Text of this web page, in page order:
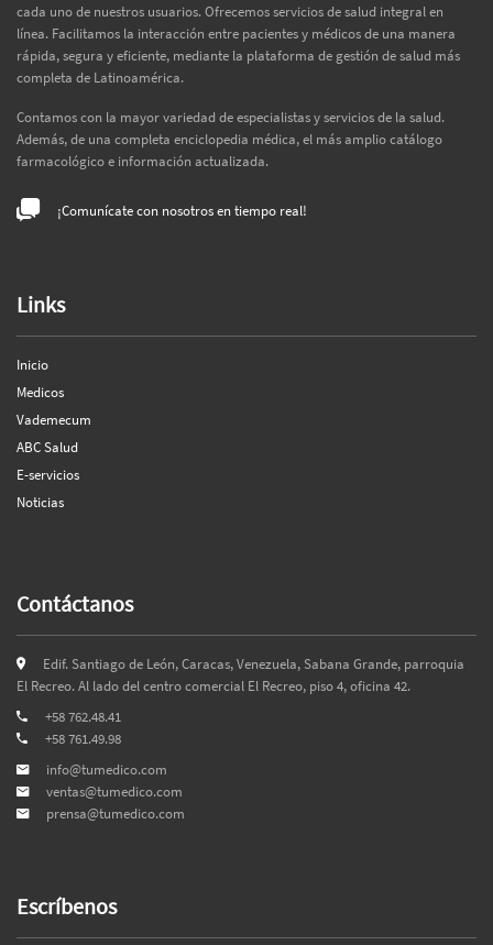
cada uno de nuestros usuarios. Ofrecemos servicios de salud integral en
línea. Facilitamos la interacción entre pacientes y médicos de una manera
rápida, segura y eficiente, mediante la plataforma de gestión de salud más
completa de Latinoamérica.
Contamos con la mayor variedad de especialistas y servicios de la salud.
Además, de una completa enciclopedia médica, el más amplio catálogo
farmacológico e información actualizada.
¡Comunícate con nosotros en tiempo real!
Links
Inicio
Medicos
Vademecum
ABC Salud
E-servicios
Noticias
Contáctanos
Edif. Santiago de León, Caracas, Venezuela, Sabana Grande, parroquia
El Recreo. Al lado del centro comercial El Recreo, piso 4, oficina 42.
+58 762.48.41
+58 761.49.98
info@tumedico.com
ventas@tumedico.com
prensa@tumedico.com
Escríbenos